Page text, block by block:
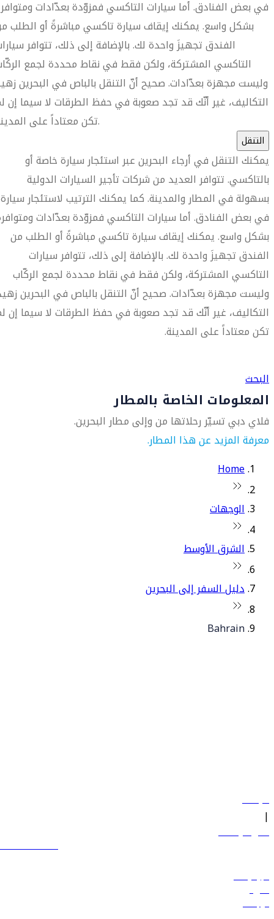
في بعض الفنادق. أما سيارات التاكسي فمزوّدة بعدّادات
بشكل واسع. يمكنك إيقاف سيارة تاكسي مباشرةً أو الطلب
الفندق تجهيزَ واحدة لك. بالإضافة إلى ذلك، تتوافر
التاكسي المشتركة، ولكن فقط في نقاط محددة لجمع
وليست مجهزة بعدّادات. صحيح أنّ التنقل بالباص في البحرين
التكاليف، غير أنّك قد تجد صعوبة في حفظ الطرقات لا سيما إن
تكن معتاداً على المدينة.
التنقل
يمكنك التنقل في أرجاء البحرين عبر استئجار سيارة خاصة أو
بالتاكسي. تتوافر العديد من شركات تأجير السيارات الدولية
بسهولة في المطار والمدينة. كما يمكنك الترتيب لاستئجار سيارة
في بعض الفنادق. أما سيارات التاكسي فمزوّدة بعدّادات
بشكل واسع. يمكنك إيقاف سيارة تاكسي مباشرةً أو الطلب من
الفندق تجهيزَ واحدة لك. بالإضافة إلى ذلك، تتوافر سيارات
التاكسي المشتركة، ولكن فقط في نقاط محددة لجمع الركّاب
وليست مجهزة بعدّادات. صحيح أنّ التنقل بالباص في البحرين
التكاليف، غير أنّك قد تجد صعوبة في حفظ الطرقات لا سيما إن
تكن معتاداً على المدينة.
البحث
المعلومات الخاصة بالمطار
فلاي دبي تسيّر رحلاتها من وإلى مطار البحرين.
معرفة المزيد عن هذا المطار.
Home
الوجهات
الشرق الأوسط
دليل السفر إلى البحرين
Bahrain
سياساتنا
|
الشروط والأحكام
600 544 445
حجز الرحلات
العروض
الوجهات